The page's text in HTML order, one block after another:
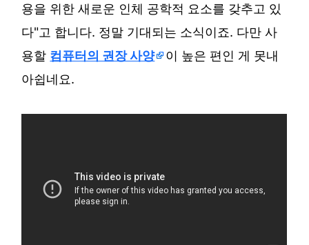
용을 위한 새로운 인체 공학적 요소를 갖추고 있
다"고 합니다. 정말 기대되는 소식이죠. 다만 사
용할 컴퓨터의 권장 사양
이 높은 편인 게 못내
아쉽네요.